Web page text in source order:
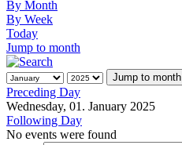
By Month
By Week
Today
Jump to month
Jump to month
Preceding Day
Wednesday, 01. January 2025
Following Day
No events were found